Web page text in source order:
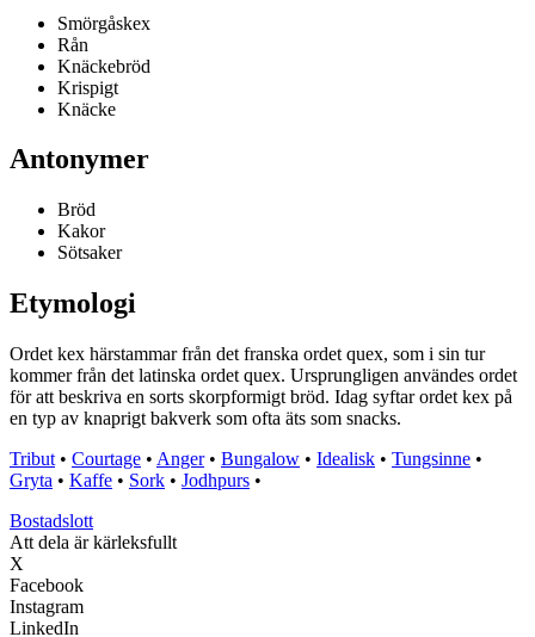
Smörgåskex
Rån
Knäckebröd
Krispigt
Knäcke
Antonymer
Bröd
Kakor
Sötsaker
Etymologi
Ordet kex härstammar från det franska ordet quex, som i sin tur
kommer från det latinska ordet quex. Ursprungligen användes ordet
för att beskriva en sorts skorpformigt bröd. Idag syftar ordet kex på
en typ av knaprigt bakverk som ofta äts som snacks.
Tribut • Courtage • Anger• Bungalow • Idealisk • Tungsinne •
Gryta • Kaffe • Sork • Jodhpurs •
Bostadslott
Att dela är kärleksfullt
X
Facebook
Instagram
LinkedIn